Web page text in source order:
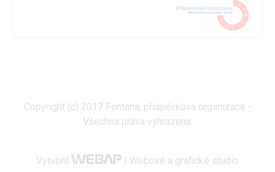
Copyright (c) 2017 Fontána, příspěvková organizace -
Všechna práva vyhrazena.
Vytvořil | Webové a grafické studio